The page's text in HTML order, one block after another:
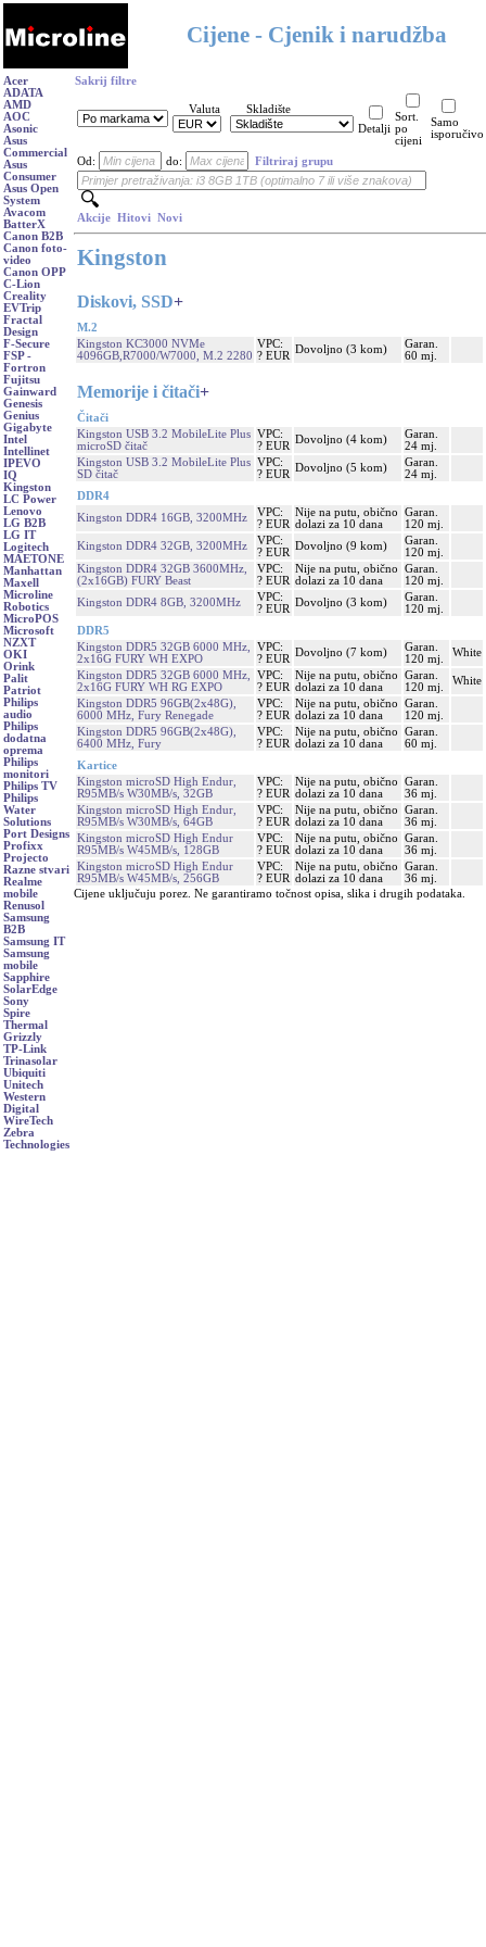
Cijene - Cjenik i narudžba
Acer
ADATA
AMD
AOC
Asonic
Asus
Commercial
Asus
Consumer
Asus Open
System
Avacom
BatterX
Canon B2B
Canon foto-
video
Canon OPP
C-Lion
Creality
EVTrip
Fractal
Design
F-Secure
FSP -
Fortron
Fujitsu
Gainward
Genesis
Genius
Gigabyte
Intel
Intellinet
IPEVO
IQ
Kingston
LC Power
Lenovo
LG B2B
LG IT
Logitech
MAETONE
Manhattan
Maxell
Microline
Robotics
MicroPOS
Microsoft
NZXT
OKI
Orink
Palit
Patriot
Philips
audio
Philips
dodatna
oprema
Philips
monitori
Philips TV
Philips
Water
Solutions
Port Designs
Profixx
Projecto
Razne stvari
Realme
mobile
Renusol
Samsung
B2B
Samsung IT
Samsung
mobile
Sapphire
SolarEdge
Sony
Spire
Thermal
Grizzly
TP-Link
Trinasolar
Ubiquiti
Unitech
Western
Digital
WireTech
Zebra
Technologies
Sakrij filtre
Valuta
Skladište
Detalji
Sort.
po
cijeni
Samo
isporučivo
Od: do: Filtriraj grupu
Akcije Hitovi Novi
Kingston
Diskovi, SSD+
M.2
Kingston KC3000 NVMe
4096GB,R7000/W7000, M.2 2280
VPC:
? EUR
Dovoljno (3 kom)
Garan.
60 mj.
Memorije i čitači+
Čitači
Kingston USB 3.2 MobileLite Plus
microSD čitač
VPC:
? EUR
Dovoljno (4 kom)
Garan.
24 mj.
Kingston USB 3.2 MobileLite Plus
SD čitač
VPC:
? EUR
Dovoljno (5 kom)
Garan.
24 mj.
DDR4
Kingston DDR4 16GB, 3200MHz
VPC:
? EUR
Nije na putu, obično
dolazi za 10 dana
Garan.
120 mj.
Kingston DDR4 32GB, 3200MHz
VPC:
? EUR
Dovoljno (9 kom)
Garan.
120 mj.
Kingston DDR4 32GB 3600MHz,
(2x16GB) FURY Beast
VPC:
? EUR
Nije na putu, obično
dolazi za 10 dana
Garan.
120 mj.
Kingston DDR4 8GB, 3200MHz
VPC:
? EUR
Dovoljno (3 kom)
Garan.
120 mj.
DDR5
Kingston DDR5 32GB 6000 MHz,
2x16G FURY WH EXPO
VPC:
? EUR
Dovoljno (7 kom)
Garan.
120 mj.
White
Kingston DDR5 32GB 6000 MHz,
2x16G FURY WH RG EXPO
VPC:
? EUR
Nije na putu, obično
dolazi za 10 dana
Garan.
120 mj.
White
Kingston DDR5 96GB(2x48G),
6000 MHz, Fury Renegade
VPC:
? EUR
Nije na putu, obično
dolazi za 10 dana
Garan.
120 mj.
Kingston DDR5 96GB(2x48G),
6400 MHz, Fury
VPC:
? EUR
Nije na putu, obično
dolazi za 10 dana
Garan.
60 mj.
Kartice
Kingston microSD High Endur,
R95MB/s W30MB/s, 32GB
VPC:
? EUR
Nije na putu, obično
dolazi za 10 dana
Garan.
36 mj.
Kingston microSD High Endur,
R95MB/s W30MB/s, 64GB
VPC:
? EUR
Nije na putu, obično
dolazi za 10 dana
Garan.
36 mj.
Kingston microSD High Endur
R95MB/s W45MB/s, 128GB
VPC:
? EUR
Nije na putu, obično
dolazi za 10 dana
Garan.
36 mj.
Kingston microSD High Endur
R95MB/s W45MB/s, 256GB
VPC:
? EUR
Nije na putu, obično
dolazi za 10 dana
Garan.
36 mj.
Cijene uključuju porez. Ne garantiramo točnost opisa, slika i drugih podataka.